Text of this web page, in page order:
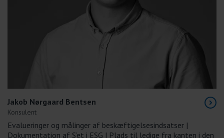
Jakob Nørgaard Bentsen
Konsulent
Evalueringer og målinger af beskæftigelsesindsatser |
Dokumentation af S’et i ESG | Plads til ledige fra kanten i den